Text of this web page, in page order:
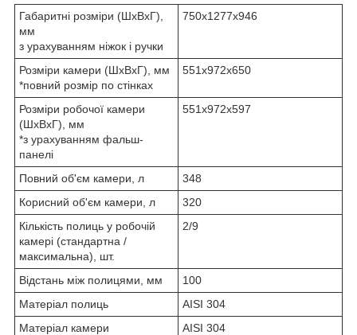
Габаритні розміри (ШхВхГ),
мм
з урахуванням ніжок і ручки
750x1277x946
Розміри камери (ШхВхГ), мм
*повний розмір по стінках
551х972х650
Розміри робочої камери
(ШхВхГ), мм
*з урахуванням фальш-
панелі
551x972x597
Повний об'єм камери, л
348
Корисний об'єм камери, л
320
Кількість полиць у робочій
камері (стандартна /
максимальна), шт.
2/9
Відстань між полицями, мм
100
Матеріал полиць
AISI 304
Матеріал камери
AISI 304